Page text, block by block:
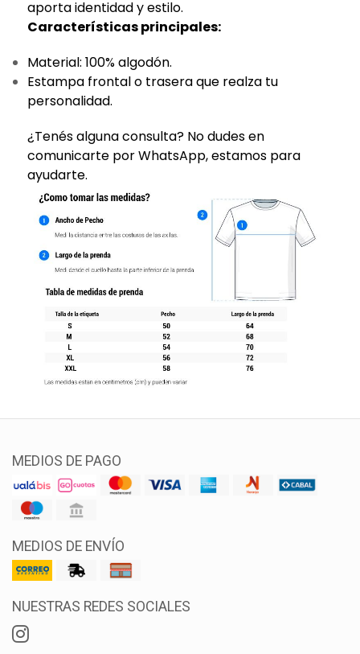
aporta identidad y estilo.
Características principales:
Material: 100% algodón.
Estampa frontal o trasera que realza tu
personalidad.
¿Tenés alguna consulta? No dudes en
comunicarte por WhatsApp, estamos para
ayudarte.
MEDIOS DE PAGO
MEDIOS DE ENVÍO
NUESTRAS REDES SOCIALES